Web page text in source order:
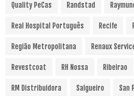
Quality PeCas Randstad
Real Hospital Português Recife
Região Metropolitana Renaux
Revestcoat RH Nossa Ribeirao
RM Distribuidora Salgueiro San